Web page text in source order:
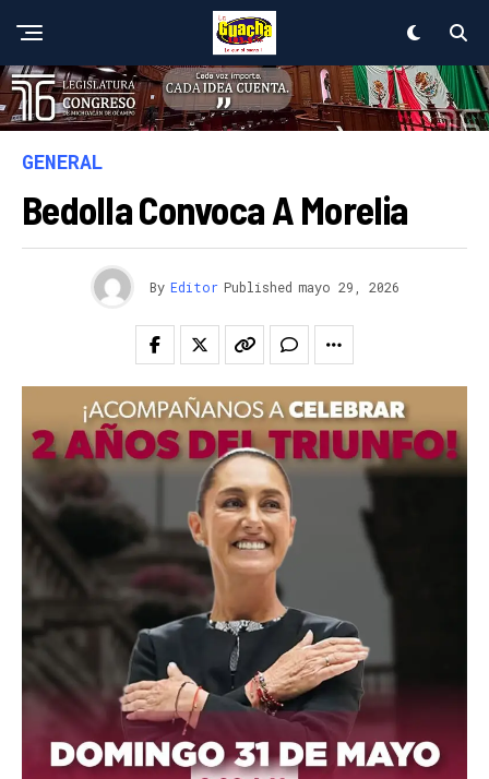
GENERAL
Bedolla Convoca A Morelia
By Editor Published mayo 29, 2026